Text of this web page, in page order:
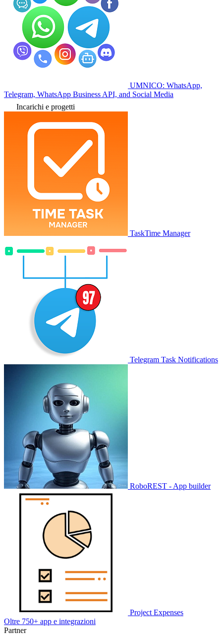
UMNICO: WhatsApp,
Telegram, WhatsApp Business API, and Social Media
Incarichi e progetti
TaskTime Manager
Telegram Task Notifications
RoboREST - App builder
Project Expenses
Oltre 750+ app e integrazioni
Partner